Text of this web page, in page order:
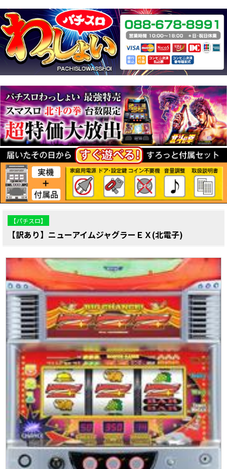
【パチスロ】
【訳あり】ニューアイムジャグラーＥＸ(北電子)